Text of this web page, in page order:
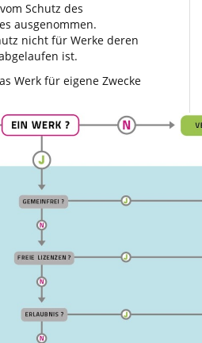
Schutz des
ausgenommen.
nicht für Werke deren
ist.
Werk für eigene Zwecke